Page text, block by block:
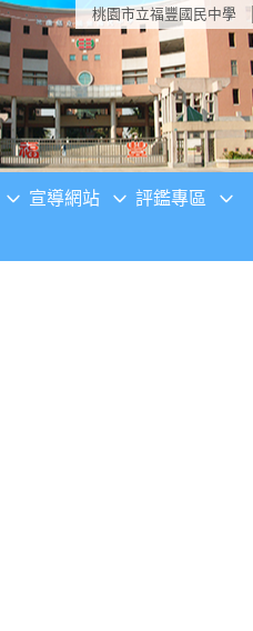
桃園市立福豐國民中學
宣導網站 評鑑專區